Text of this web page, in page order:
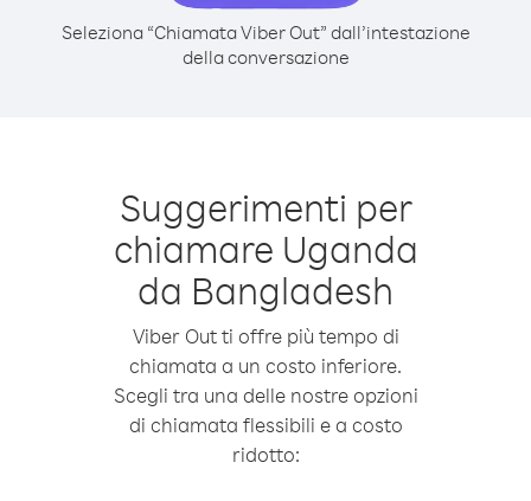
Seleziona “Chiamata Viber Out” dall’intestazione
della conversazione
Suggerimenti per
chiamare Uganda
da Bangladesh
Viber Out ti offre più tempo di
chiamata a un costo inferiore.
Scegli tra una delle nostre opzioni
di chiamata flessibili e a costo
ridotto: